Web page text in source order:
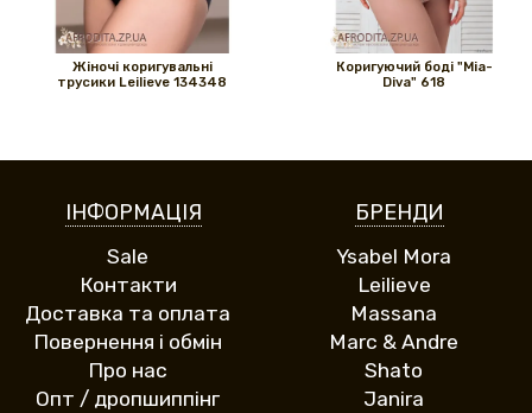
Жіночі коригувальні
трусики Leilieve 134348
Коригуючий боді "Mia-
Diva" 618
ІНФОРМАЦІЯ
Sale
Контакти
Доставка та оплата
Повернення і обмін
Про нас
Опт / дропшиппінг
БРЕНДИ
Ysabel Mora
Leilieve
Massana
Marc & Andre
Shato
Janira